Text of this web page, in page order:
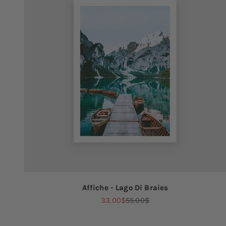
Affiche - Lago Di Braies
Prix de vente
33.00$Prix normal
55.00$